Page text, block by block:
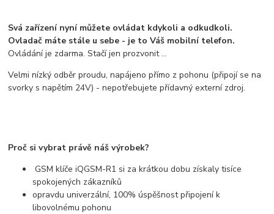
Svá zařízení nyní můžete ovládat kdykoli a odkudkoli.
Ovladač máte stále u sebe - je to Váš mobilní telefon.
Ovládání je zdarma. Stačí jen prozvonit ...
Velmi nízký odběr proudu, napájeno přímo z pohonu (připojí se na
svorky s napětím 24V) - nepotřebujete přídavný externí zdroj.
Proč si vybrat právě náš výrobek?
GSM klíče iQGSM-R1 si za krátkou dobu získaly tisíce
spokojených zákazníků
opravdu univerzální, 100% úspěšnost připojení k
libovolnému pohonu